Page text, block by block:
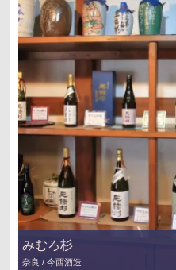
みむろ杉
奈良 / 今西酒造